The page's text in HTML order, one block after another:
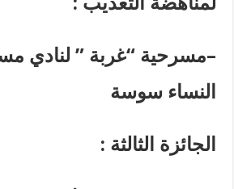
–مسرحية “غربة ” لنادي
النساء سوسة
الجائزة الثالثة :